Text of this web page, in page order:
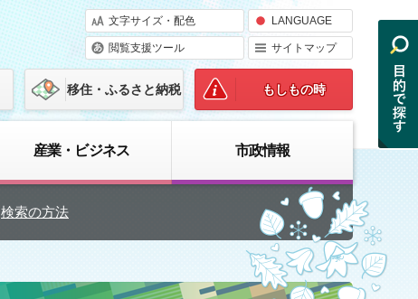
文字サイズ・配色 LANGUAGE
閲覧支援ツール サイトマップ
移住・ふるさと納税 もしもの時
産業・ビジネス 市政情報
検索の方法